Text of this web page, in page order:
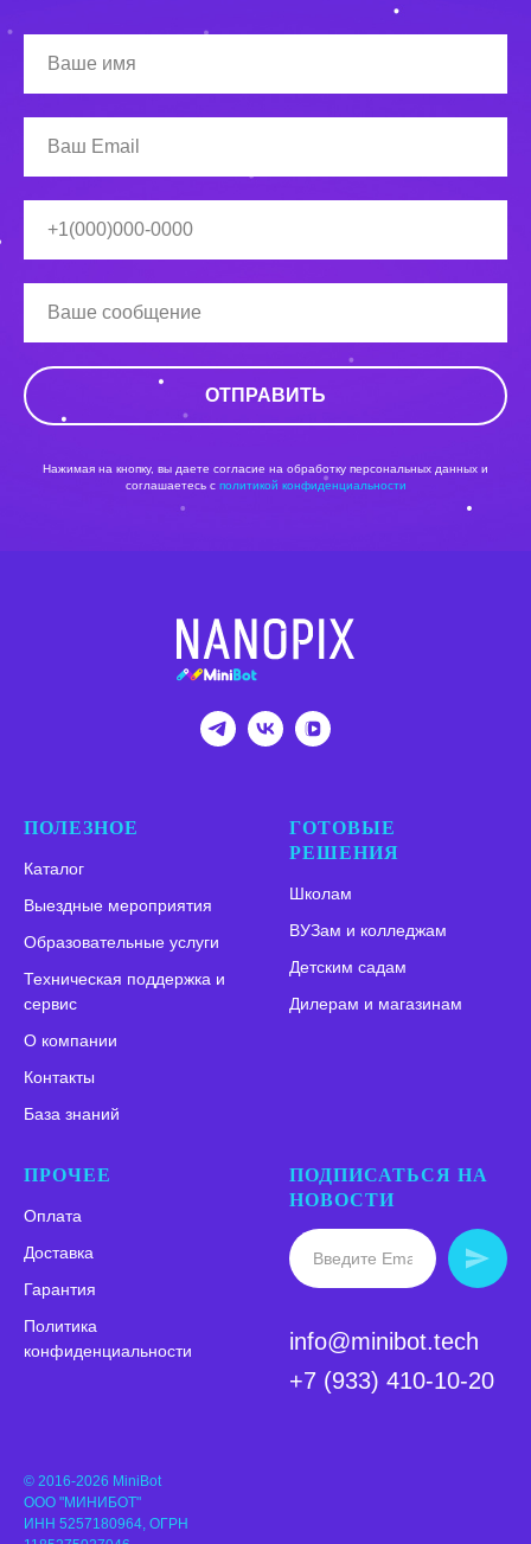
ОТПРАВИТЬ
Нажимая на кнопку, вы даете согласие на обработку персональных данных и
соглашаетесь c политикой конфиденциальности
ПОЛЕЗНОЕ
Каталог
Выездные мероприятия
Образовательные услуги
Техническая поддержка и
сервис
О компании
Контакты
База знаний
ГОТОВЫЕ
РЕШЕНИЯ
Школам
ВУЗам и колледжам
Детским садам
Дилерам и магазинам
ПРОЧЕЕ
Оплата
Доставка
Гарантия
Политика
конфиденциальности
ПОДПИСАТЬСЯ НА
НОВОСТИ
info@minibot.tech
+7 (933) 410-10-20
© 2016-2026 MiniBot
ООО "МИНИБОТ"
ИНН 5257180964, ОГРН